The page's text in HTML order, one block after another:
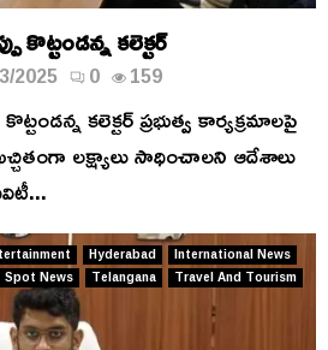
కొట్టండన్న కలెక్టర్
2025 0 159
కొట్టండన్న కలెక్టర్ ప్రభుత్వ కార్యక్రమాలపై
లక్ష్యాలు సాధించాలని ఆదేశాలు
Hyderabad
International News
Spot News Telangana Travel And Tourism